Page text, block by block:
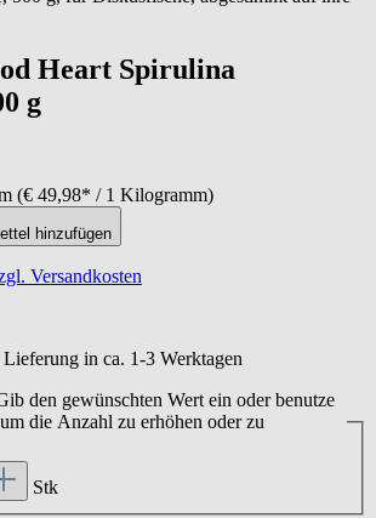
Heart Spirulina
g
(€ 49,98* / 1 Kilogramm)
hinzufügen
Versandkosten
in ca. 1-3 Werktagen
den gewünschten Wert ein oder benutze
die Anzahl zu erhöhen oder zu
Stk